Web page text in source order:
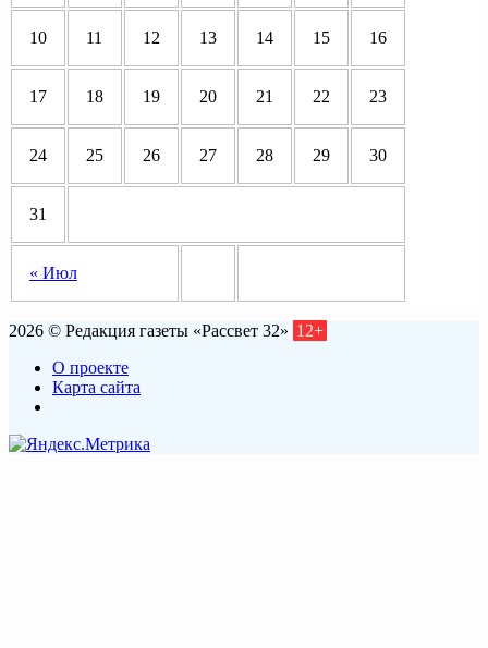
« Июл
10 11 12 13 14 15 16
17 18 19 20 21 22 23
24 25 26 27 28 29 30
31
2026 © Редакция газеты «Рассвет 32» 12+
О проекте
Карта сайта